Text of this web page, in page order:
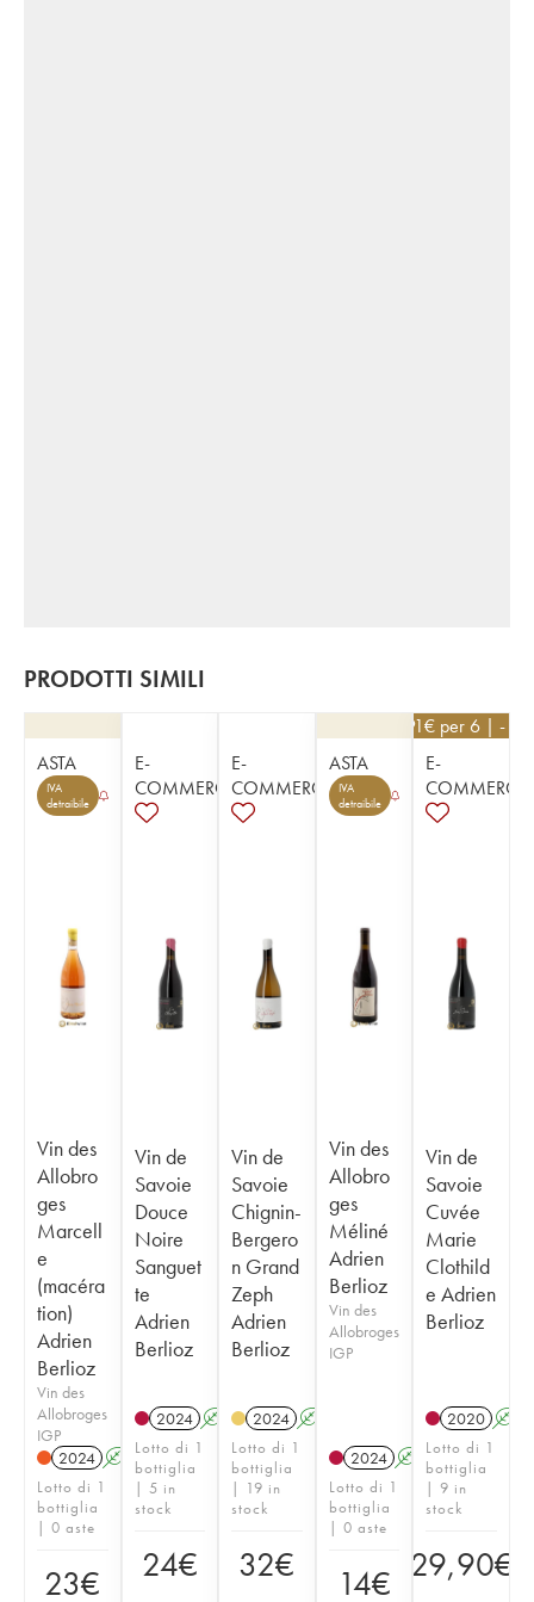
PRODOTTI SIMILI
ASTA
IVA
detraibile
Vin des
Allobro
ges
Marcell
e
(macéra
tion)
Adrien
Berlioz
Vin des
Allobroges
IGP
2024 A K
Lotto di 1
bottiglia
| 0 aste
23€
E-
COMMERCE
Vin de
Savoie
Douce
Noire
Sanguet
te
Adrien
Berlioz
2024 A K
Lotto di 1
bottiglia
| 5 in
stock
24€
E-
COMMERCE
Vin de
Savoie
Chignin-
Bergero
n Grand
Zeph
Adrien
Berlioz
2024 A
Lotto di 1
bottiglia
| 19 in
stock
32€
ASTA
IVA
detraibile
Vin des
Allobro
ges
Méliné
Adrien
Berlioz
Vin des
Allobroges
IGP
2024 A
Lotto di 1
bottiglia
| 0 aste
14€
26,91€ per 6 | -
E-
COMMERCE
Vin de
Savoie
Cuvée
Marie
Clothild
e Adrien
Berlioz
2020 A
Lotto di 1
bottiglia
| 9 in
stock
29,90€